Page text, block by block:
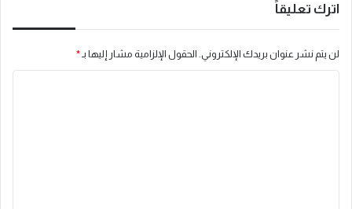
اترك تعليقاً
لن يتم نشر عنوان بريدك الإلكتروني. الحقول الإلزامية مشار إليها بـ *